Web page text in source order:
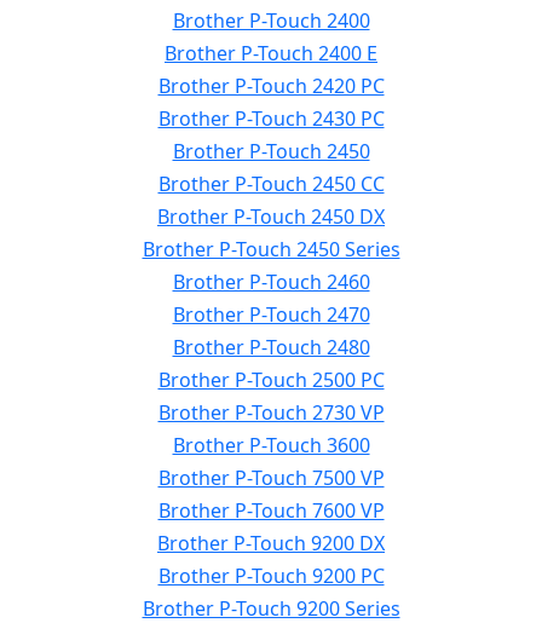
Brother P-Touch 2400
Brother P-Touch 2400 E
Brother P-Touch 2420 PC
Brother P-Touch 2430 PC
Brother P-Touch 2450
Brother P-Touch 2450 CC
Brother P-Touch 2450 DX
Brother P-Touch 2450 Series
Brother P-Touch 2460
Brother P-Touch 2470
Brother P-Touch 2480
Brother P-Touch 2500 PC
Brother P-Touch 2730 VP
Brother P-Touch 3600
Brother P-Touch 7500 VP
Brother P-Touch 7600 VP
Brother P-Touch 9200 DX
Brother P-Touch 9200 PC
Brother P-Touch 9200 Series